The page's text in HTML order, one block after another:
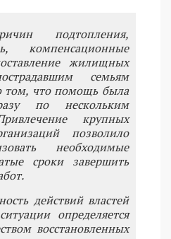
подтопления,
компенсационные
жилищных
семьям
том, что помощь была
по нескольким
крупных
позволило
необходимые
сроки завершить
действий властей
определяется
восстановленных